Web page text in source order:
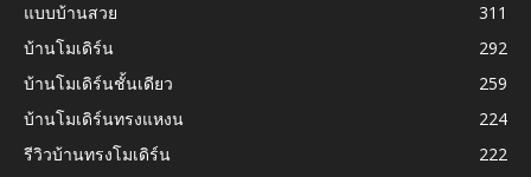
แบบบ้านสวย
311
บ้านโมเดิร์น
292
บ้านโมเดิร์นชั้นเดียว
259
บ้านโมเดิร์นทรงแหงน
224
รีวิวบ้านทรงโมเดิร์น
222